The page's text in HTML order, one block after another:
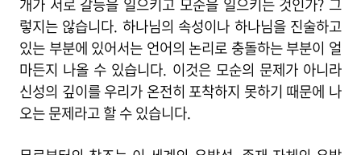
개가 서로 갈등을 일으키고 모순을 일으키는 것인가? 그
렇지는 않습니다. 하나님의 속성이나 하나님을 진술하고
있는 부분에 있어서는 언어의 논리로 충돌하는 부분이 얼
마든지 나올 수 있습니다. 이것은 모순의 문제가 아니라
신성의 깊이를 우리가 온전히 포착하지 못하기 때문에 나
오는 문제라고 할 수 있습니다.